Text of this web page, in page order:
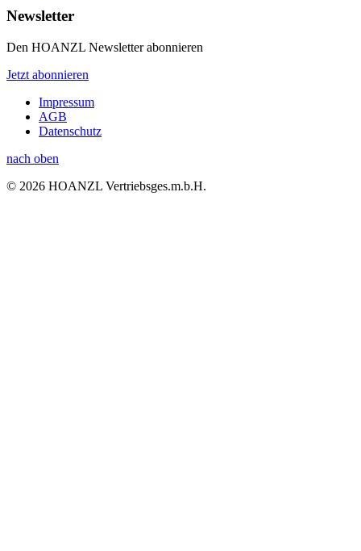
Newsletter
Den HOANZL Newsletter abonnieren
Jetzt abonnieren
Impressum
AGB
Datenschutz
nach oben
© 2026 HOANZL Vertriebsges.m.b.H.